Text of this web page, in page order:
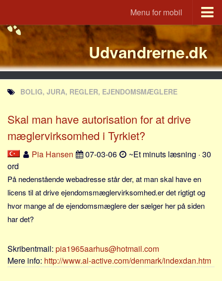
Menu for mobil
Portal
Udvandrerne.dk
Utvandrerne.no
Utvandrarna.se
Tyskland.dk
England.dk
JLKM.dk
Lande
Tyrkiet
Spanien
Frankrig
Thailand
Udvandrerne.dk
BOLIG, JURA, REGLER, EJENDOMSMÆGLERE
Skal man have autorisation for at drive
mæglervirksomhed i Tyrkiet?
Pia Hansen 07-03-06
~Et minuts læsning · 30
ord
På nedenstående webadresse står der, at man skal have en
licens til at drive ejendomsmæglervirksomhed.er det rigtigt og
hvor mange af de ejendomsmæglere der sælger her på siden
har det?
Skribentmail: pia1965aarhus@hotmail.com
Mere info: http://www.al-active.com/denmark/indexdan.htm